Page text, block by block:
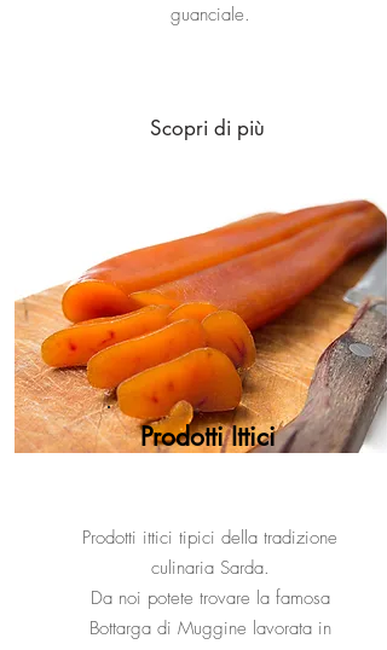
guanciale.
Scopri di più
Prodotti Ittici
Prodotti ittici tipici della tradizione
culinaria Sarda.
Da noi potete trovare la famosa
Bottarga di Muggine lavorata in